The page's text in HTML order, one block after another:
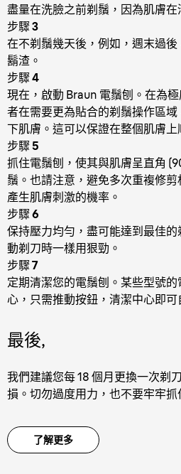
盡量在洗臉之前剃鬚，因為肌膚在
步驟 3
在不剃鬚幾天後，例如，週末過
鬍渣。
步驟 4
現在，啟動 Braun 電鬚刨。在為
者在需要更為貼合的剃鬚操作區
下肌膚。這可以保證在整個肌膚上
步驟 5
抓住電鬚刨，使其與肌膚呈直角
鬚。也請注意，避免多次重複修
產生肌膚刺激的機率。
步驟 6
保持壓力均勻，盡可能達到最佳
動剃刀時一樣用狠勁。
步驟 7
定期清潔您的電鬚刨。某些型號
心，只需推動按鈕，清潔中心即可
最後,
我們建議您每 18 個月更換一次剃
損。切勿過度用力，也不要牢牢抓
了解更多